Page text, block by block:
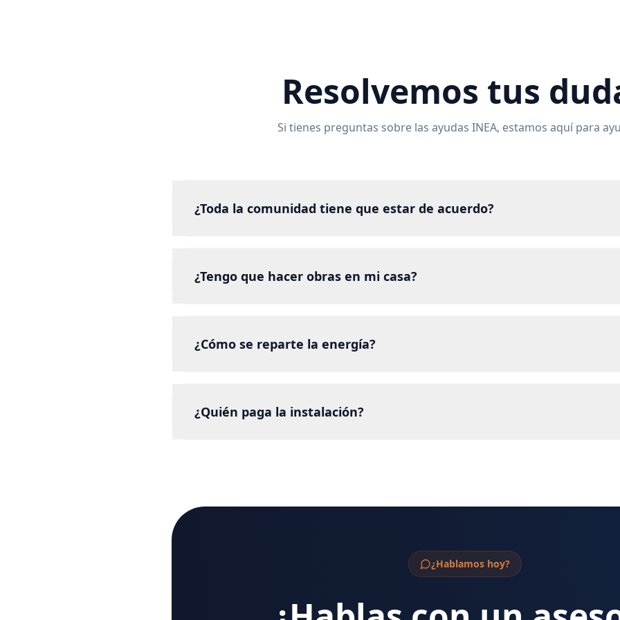
Resolvemos tus
Si tienes preguntas sobre las ayudas INEA, estamos aquí para
¿Toda la comunidad tiene que estar de acuerdo?
¿Tengo que hacer obras en mi casa?
¿Cómo se reparte la energía?
¿Quién paga la instalación?
¿Hablamos hoy?